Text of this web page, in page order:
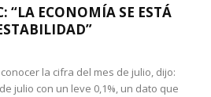
“LA ECONOMÍA SE ESTÁ
la cifra del mes de julio, dijo:
julio con un leve 0,1%, un dato que